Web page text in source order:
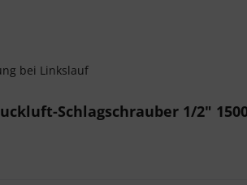
bei Linkslauf
Schlagschrauber 1/2"